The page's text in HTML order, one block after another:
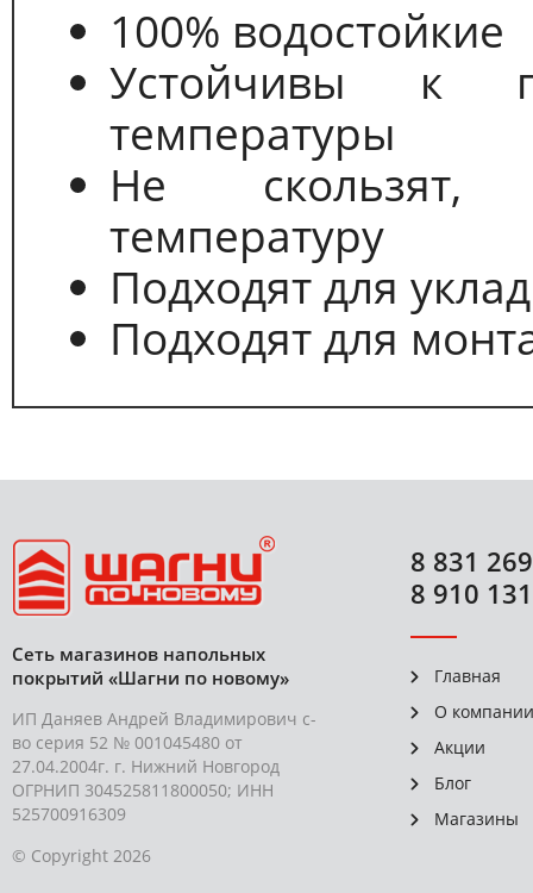
100% водостойкие
Устойчивы к
температуры
Не скользят,
температуру
Подходят для
Подходят для
Сеть магазинов напольных
покрытий «Шагни по новому»
ИП Даняев Андрей Владимирович с-
во серия 52 № 001045480 от
27.04.2004г. г. Нижний Новгород
ОГРНИП 304525811800050; ИНН
525700916309
© Copyright 2026
8 831
8 910
Главная
О компании
Акции
Блог
Магазины